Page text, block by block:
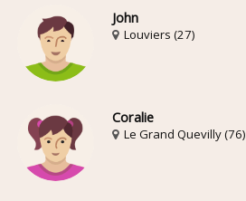
John
Louviers (27)
Coralie
Le Grand Quevilly (76)